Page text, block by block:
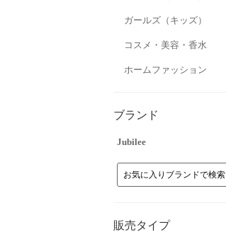
ガールズ（キッズ）
コスメ・美容・香水
ホームファッション
ブランド
Jubilee
お気に入りブランドで検索
販売タイプ